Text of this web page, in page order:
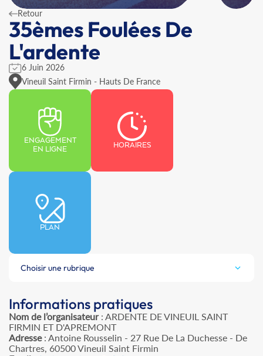
Retour
35èmes Foulées De
L'ardente
6 Juin 2026
Vineuil Saint Firmin - Hauts De France
ENGAGEMENT
EN LIGNE
HORAIRES
PLAN
Choisir une rubrique
Informations pratiques
Nom de l’organisateur: ARDENTE DE VINEUIL SAINT
FIRMIN ET D'APREMONT
Adresse: Antoine Rousselin - 27 Rue De La Duchesse - De
Chartres, 60500 Vineuil Saint Firmin